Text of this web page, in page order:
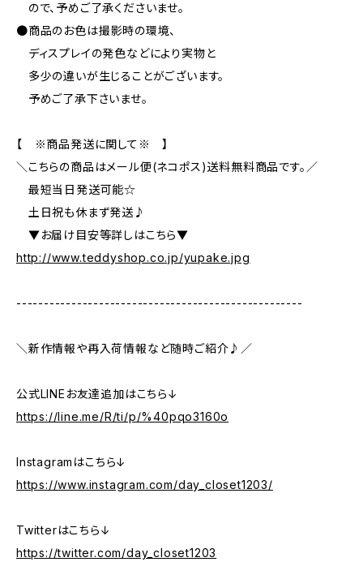
ので、予めご了承くださいませ。
●商品のお色は撮影時の環境、
ディスプレイの発色などにより実物と
多少の違いが生じることがございます。
予めご了承下さいませ。
【 ※商品発送に関して※ 】
＼こちらの商品はメール便(ネコポス)送料無料商品です。／
最短当日発送可能☆
土日祝も休まず発送♪
▼お届け目安等詳しはこちら▼
http://www.teddyshop.co.jp/yupake.jpg
----------------------------------------------------
＼新作情報や再入荷情報など随時ご紹介♪／
公式LINEお友達追加はこちら↓
https://line.me/R/ti/p/%40pqo3160o
Instagramはこちら↓
https://www.instagram.com/day_closet1203/
Twitterはこちら↓
https://twitter.com/day_closet1203